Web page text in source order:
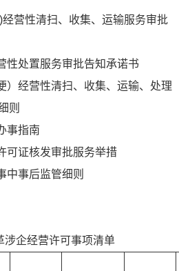
营性清扫、收集、运输服务审批
性处置服务审批告知承诺书
）经营性清扫、收集、运输、处理
则
事指南
可证核发审批服务举措
中事后监管细则
涉企经营许可事项清单